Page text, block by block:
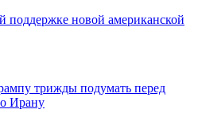
поддержке новой американской
трижды подумать перед
Ирану